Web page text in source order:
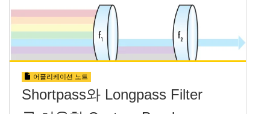
어플리케이션 노트
Shortpass와 Longpass Filter